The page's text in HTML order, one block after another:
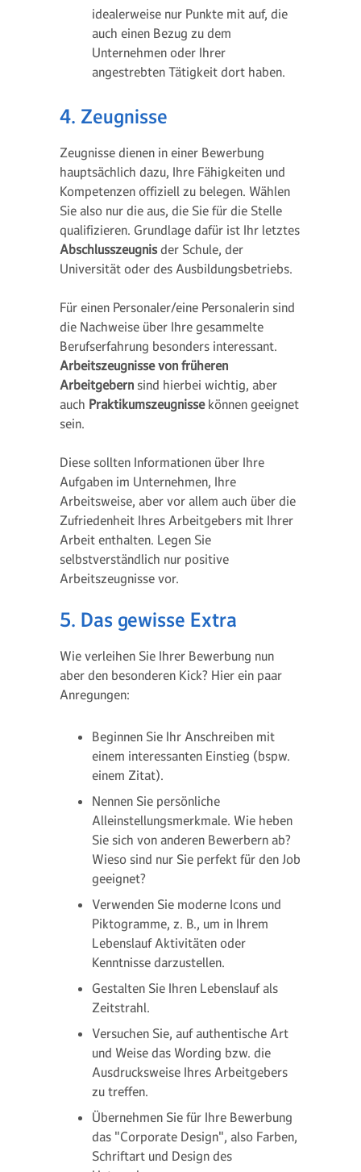
idealerweise nur Punkte mit auf, die
auch einen Bezug zu dem
Unternehmen oder Ihrer
angestrebten Tätigkeit dort haben.
4. Zeugnisse
Zeugnisse dienen in einer Bewerbung
hauptsächlich dazu, Ihre Fähigkeiten und
Kompetenzen offiziell zu belegen. Wählen
Sie also nur die aus, die Sie für die Stelle
qualifizieren. Grundlage dafür ist Ihr letztes
Abschlusszeugnisder Schule, der
Universität oder des Ausbildungsbetriebs.
Für einen Personaler/eine Personalerin sind
die Nachweise über Ihre gesammelte
Berufserfahrung besonders interessant.
Arbeitszeugnisse von früheren
Arbeitgebern sind hierbei wichtig, aber
auch Praktikumszeugnisse können geeignet
sein.
Diese sollten Informationen über Ihre
Aufgaben im Unternehmen, Ihre
Arbeitsweise, aber vor allem auch über die
Zufriedenheit Ihres Arbeitgebers mit Ihrer
Arbeit enthalten. Legen Sie
selbstverständlich nur positive
Arbeitszeugnisse vor.
5. Das gewisse Extra
Wie verleihen Sie Ihrer Bewerbung nun
aber den besonderen Kick? Hier ein paar
Anregungen:
Beginnen Sie Ihr Anschreiben mit
einem interessanten Einstieg (bspw.
einem Zitat).
Nennen Sie persönliche
Alleinstellungsmerkmale. Wie heben
Sie sich von anderen Bewerbern ab?
Wieso sind nur Sie perfekt für den Job
geeignet?
Verwenden Sie moderne Icons und
Piktogramme, z. B., um in Ihrem
Lebenslauf Aktivitäten oder
Kenntnisse darzustellen.
Gestalten Sie Ihren Lebenslauf als
Zeitstrahl.
Versuchen Sie, auf authentische Art
und Weise das Wording bzw. die
Ausdrucksweise Ihres Arbeitgebers
zu treffen.
Übernehmen Sie für Ihre Bewerbung
das "Corporate Design", also Farben,
Schriftart und Design des